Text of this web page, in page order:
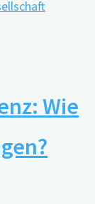
Wie